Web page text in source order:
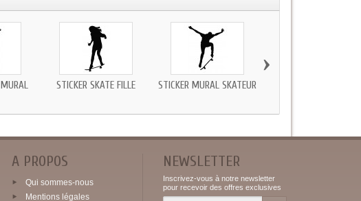
STICKER SKATE FILLE STICKER MURAL SKATEUR
›
A PROPOS
Qui sommes-nous
Mentions légales
NEWSLETTER
Inscrivez-vous à notre newsletter
pour recevoir des offres exclusives